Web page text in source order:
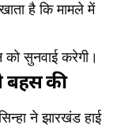
है कि मामले में
सुनवाई करेगी।
बहस की
ने झारखंड हाई